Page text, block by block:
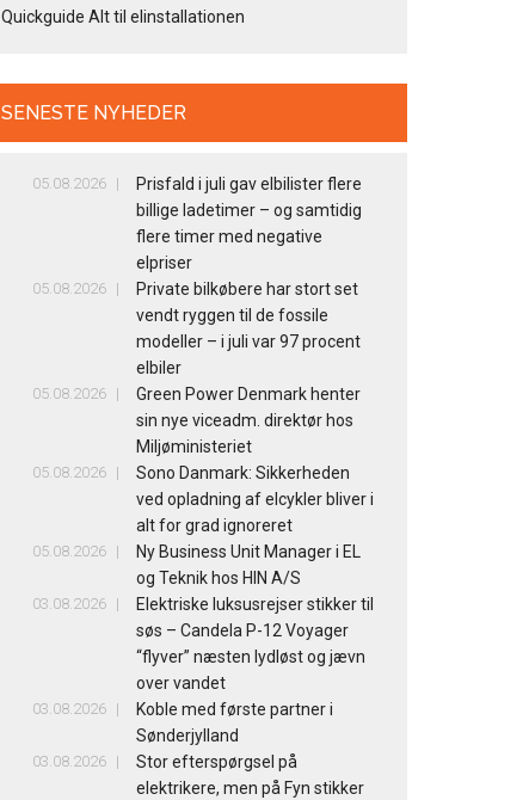
Quickguide Alt til elinstallationen
SENESTE NYHEDER
05.08.2026
Prisfald i juli gav elbilister flere
billige ladetimer – og samtidig
flere timer med negative
elpriser
05.08.2026
Private bilkøbere har stort set
vendt ryggen til de fossile
modeller – i juli var 97 procent
elbiler
05.08.2026
Green Power Denmark henter
sin nye viceadm. direktør hos
Miljøministeriet
05.08.2026
Sono Danmark: Sikkerheden
ved opladning af elcykler bliver i
alt for grad ignoreret
05.08.2026
Ny Business Unit Manager i EL
og Teknik hos HIN A/S
03.08.2026
Elektriske luksusrejser stikker til
søs – Candela P-12 Voyager
“flyver” næsten lydløst og jævn
over vandet
03.08.2026
Koble med første partner i
Sønderjylland
03.08.2026
Stor efterspørgsel på
elektrikere, men på Fyn stikker